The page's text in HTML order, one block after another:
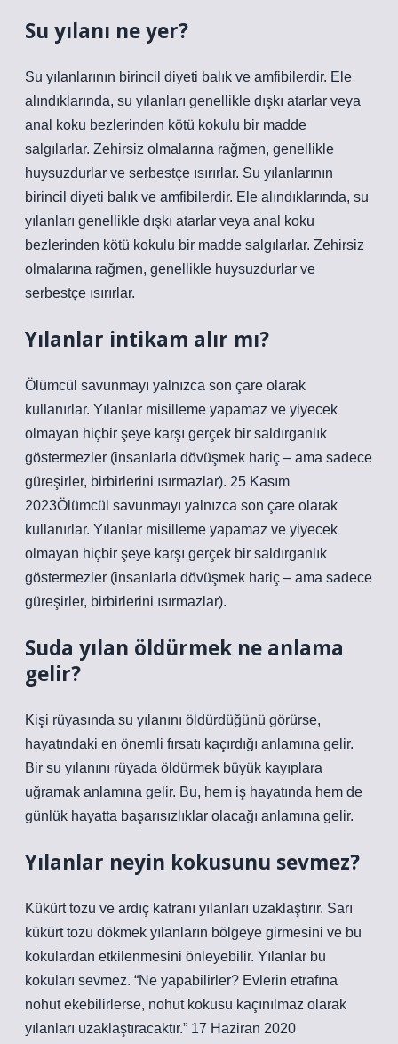
Su yılanı ne yer?
Su yılanlarının birincil diyeti balık ve amfibilerdir. Ele
alındıklarında, su yılanları genellikle dışkı atarlar veya
anal koku bezlerinden kötü kokulu bir madde
salgılarlar. Zehirsiz olmalarına rağmen, genellikle
huysuzdurlar ve serbestçe ısırırlar. Su yılanlarının
birincil diyeti balık ve amfibilerdir. Ele alındıklarında, su
yılanları genellikle dışkı atarlar veya anal koku
bezlerinden kötü kokulu bir madde salgılarlar. Zehirsiz
olmalarına rağmen, genellikle huysuzdurlar ve
serbestçe ısırırlar.
Yılanlar intikam alır mı?
Ölümcül savunmayı yalnızca son çare olarak
kullanırlar. Yılanlar misilleme yapamaz ve yiyecek
olmayan hiçbir şeye karşı gerçek bir saldırganlık
göstermezler (insanlarla dövüşmek hariç – ama sadece
güreşirler, birbirlerini ısırmazlar). 25 Kasım
2023Ölümcül savunmayı yalnızca son çare olarak
kullanırlar. Yılanlar misilleme yapamaz ve yiyecek
olmayan hiçbir şeye karşı gerçek bir saldırganlık
göstermezler (insanlarla dövüşmek hariç – ama sadece
güreşirler, birbirlerini ısırmazlar).
Suda yılan öldürmek ne anlama
gelir?
Kişi rüyasında su yılanını öldürdüğünü görürse,
hayatındaki en önemli fırsatı kaçırdığı anlamına gelir.
Bir su yılanını rüyada öldürmek büyük kayıplara
uğramak anlamına gelir. Bu, hem iş hayatında hem de
günlük hayatta başarısızlıklar olacağı anlamına gelir.
Yılanlar neyin kokusunu sevmez?
Kükürt tozu ve ardıç katranı yılanları uzaklaştırır. Sarı
kükürt tozu dökmek yılanların bölgeye girmesini ve bu
kokulardan etkilenmesini önleyebilir. Yılanlar bu
kokuları sevmez. “Ne yapabilirler? Evlerin etrafına
nohut ekebilirlerse, nohut kokusu kaçınılmaz olarak
yılanları uzaklaştıracaktır.” 17 Haziran 2020